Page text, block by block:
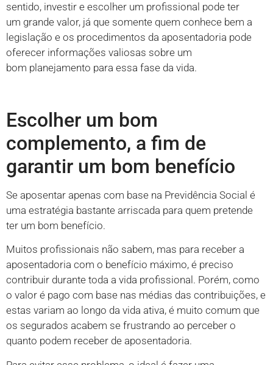
sentido, investir e escolher um profissional pode ter
um grande valor, já que somente quem conhece bem a
legislação e os procedimentos da aposentadoria pode
oferecer informações valiosas sobre um
bom planejamento para essa fase da vida.
Escolher um bom
complemento, a fim de
garantir um bom benefício
Se aposentar apenas com base na Previdência Social é
uma estratégia bastante arriscada para quem pretende
ter um bom benefício.
Muitos profissionais não sabem, mas para receber a
aposentadoria com o benefício máximo, é preciso
contribuir durante toda a vida profissional. Porém, como
o valor é pago com base nas médias das contribuições, e
estas variam ao longo da vida ativa, é muito comum que
os segurados acabem se frustrando ao perceber o
quanto podem receber de aposentadoria.